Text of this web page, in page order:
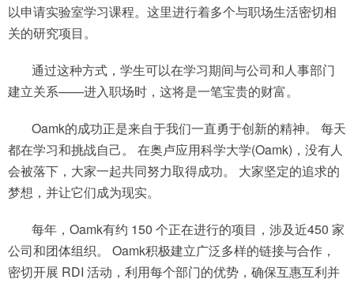
以申请实验室学习课程。这里进行着多个与职场生活密切相
关的研究项目。
通过这种方式，学生可以在学习期间与公司和人事部门
建立关系——进入职场时，这将是一笔宝贵的财富。
Oamk的成功正是来自于我们一直勇于创新的精神。 每天
都在学习和挑战自己。 在奥卢应用科学大学(Oamk)，没有人
会被落下，大家一起共同努力取得成功。 大家坚定的追求的
梦想，并让它们成为现实。
每年，Oamk有约 150 个正在进行的项目，涉及近450 家
公司和团体组织。 Oamk积极建立广泛多样的链接与合作，
密切开展 RDI 活动，利用每个部门的优势，确保互惠互利并